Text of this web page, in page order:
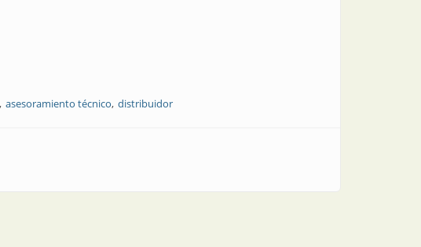
asesoramiento técnico distribuidor